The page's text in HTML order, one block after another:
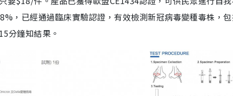
，已經通過臨床實驗認證，有效檢測新冠病毒變種毒株，
分鐘知結果。